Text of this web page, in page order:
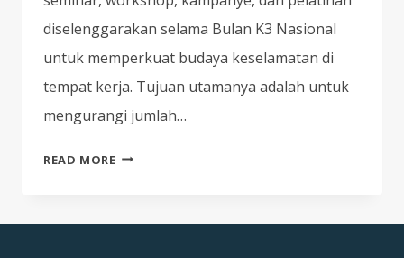
diselenggarakan selama Bulan K3 Nasional
untuk memperkuat budaya keselamatan di
tempat kerja. Tujuan utamanya adalah untuk
mengurangi jumlah…
READ MOREDOKUMENTASI
K3